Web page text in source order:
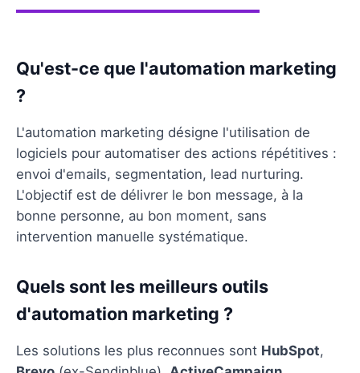
Qu'est-ce que l'automation marketing
?
L'automation marketing désigne l'utilisation de
logiciels pour automatiser des actions répétitives :
envoi d'emails, segmentation, lead nurturing.
L'objectif est de délivrer le bon message, à la
bonne personne, au bon moment, sans
intervention manuelle systématique.
Quels sont les meilleurs outils
d'automation marketing ?
Les solutions les plus reconnues sont HubSpot,